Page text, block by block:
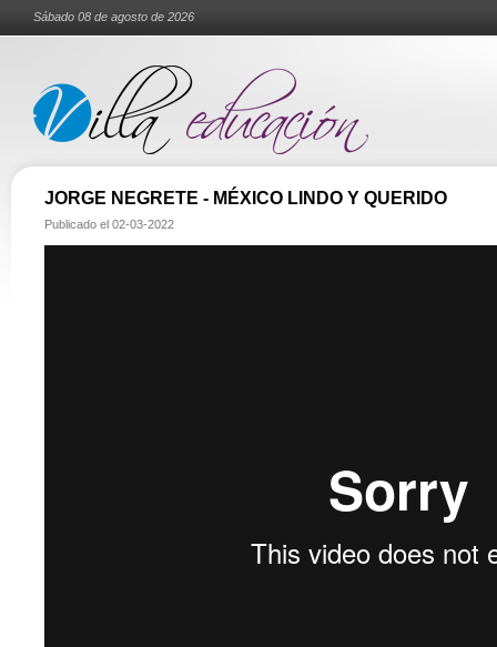
Sábado 08 de agosto de 2026
JORGE NEGRETE - MÉXICO LINDO Y QUERIDO
Publicado el 02-03-2022